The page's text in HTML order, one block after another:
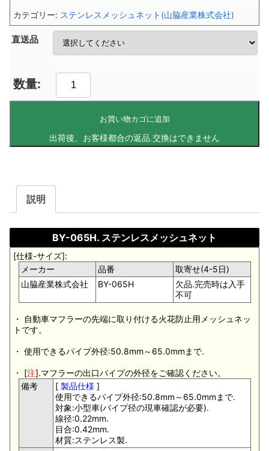
直送品
お買い物カゴに追加
カテゴリー: ステンレスメッシュネット(山脇産業株式会社)
説明
BY-065H. ステンレスメッシュネット
[仕様-サイズ]:
メーカー
品番
取寄せ(4-5日)
山脇産業株式会社
BY-065H
欠品.完売時は入手
不可
・ 自動車マフラーの先端に取り付ける火花防止用メッシュネッ
トです。
・ 使用できるパイプ外径:50.8mm～65.0mmまで.
・ [注].マフラーの出口パイプの外径をご確認ください。
備考
[製品仕様 ]
使用できるパイプ外径:50.8mm～65.0mmまで.
対象:小型車(パイプ径の現車確認が必要).
線径:0.22mm.
目合:0.42mm.
材質:ステンレス製.